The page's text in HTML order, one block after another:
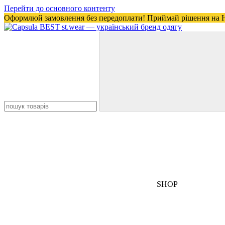
Перейти до основного контенту
Оформлюй замовлення без передоплати! Приймай рішення на
SHOP